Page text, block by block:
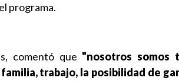
programa.
comentó que "nosotros somos
trabajo, la posibilidad de